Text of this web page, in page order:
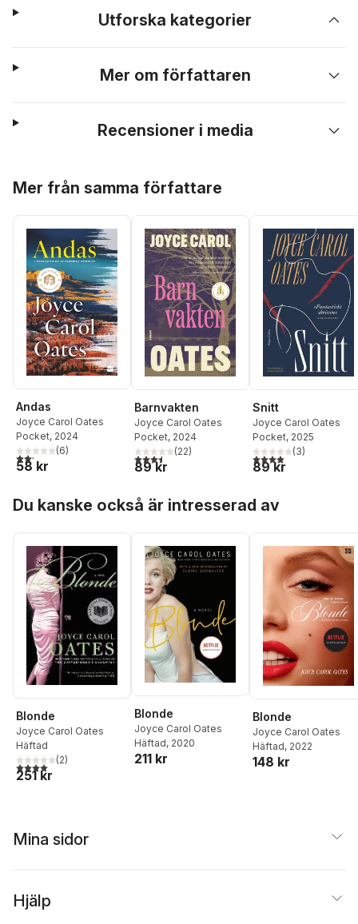
Utforska kategorier
Mer om författaren
Recensioner i media
Mer från samma författare
Andas
Joyce Carol Oates
Pocket, 2024
2,2utav 5 stjärnor. Totalt antal röster:
(6)
58 kr
Barnvakten
Joyce Carol Oates
Pocket, 2024
3,5utav 5 stjärnor. Totalt antal röster:
(22)
89 kr
Snitt
Joyce Carol Oates
Pocket, 2025
4,0utav 5 stjärnor.
(3)
89 kr
Du kanske också är intresserad av
Blonde
Joyce Carol Oates
Häftad
4,0utav 5 stjärnor. Totalt antal röster:
(2)
251 kr
Blonde
Joyce Carol Oates
Häftad, 2020
211 kr
Blonde
Joyce Carol Oates
Häftad, 2022
148 kr
Mina sidor
Hjälp